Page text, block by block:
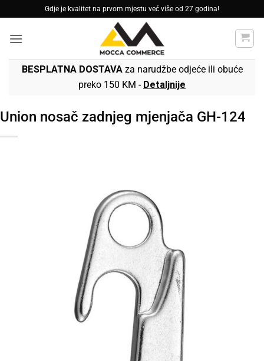
to
content
Gdje je kvalitet na prvom mjestu već više od 27 godina!
BESPLATNA DOSTAVAza narudžbe odjeće ili obuće
preko 150 KM - Detaljnije
Union nosač zadnjeg mjenjača GH-124